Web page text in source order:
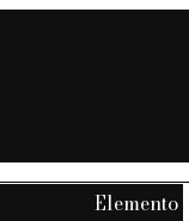
Elemento